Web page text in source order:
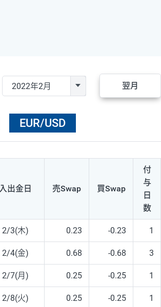
翌月
EUR/USD
入出金日 売Swap 買Swap
付
与
日
数
2/3(木) 0.23 -0.23 1
2/4(金) 0.68 -0.68 3
2/7(月) 0.25 -0.25 1
2/8(火) 0.25 -0.25 1